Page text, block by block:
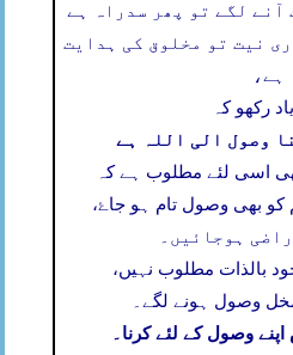
آنے لگے تو پھر سدراہ ہے
نیت تو مخلوق کی ہدایت
ہے،
رکھو کہ
وصول الی اللہ ہے
اسی لئے مطلوب ہے کہ
بھی وصول تام ہو جاۓ،
ہوجائیں۔
بالذات مطلوب نہیں،
وصول ہونے لگے۔
وصول کے لئے کرنا۔